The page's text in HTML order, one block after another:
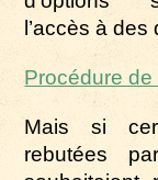
l’accès à
Procédure
Mais si
rebutées